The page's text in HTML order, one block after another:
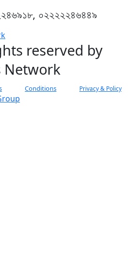
০২২২২২৪৬৪৪৯
reserved by
Network
Conditions Privacy & Policy